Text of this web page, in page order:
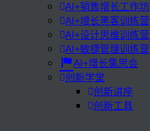
AI+销售增长工作坊
AI+增长黑客训练营
AI+设计思维训练营
AI+敏捷管理训练营
AI+增长集思会
创新学堂
创新讲座
创新工具